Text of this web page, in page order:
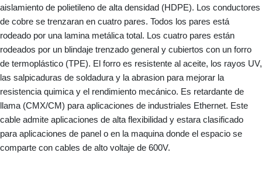
aislamiento de polietileno de alta densidad (HDPE). Los conductores
de cobre se trenzaran en cuatro pares. Todos los pares está
rodeado por una lamina metálica total. Los cuatro pares están
rodeados por un blindaje trenzado general y cubiertos con un forro
de termoplástico (TPE). El forro es resistente al aceite, los rayos UV,
las salpicaduras de soldadura y la abrasion para mejorar la
resistencia quimica y el rendimiento mecánico. Es retardante de
llama (CMX/CM) para aplicaciones de industriales Ethernet. Este
cable admite aplicaciones de alta flexibilidad y estara clasificado
para aplicaciones de panel o en la maquina donde el espacio se
comparte con cables de alto voltaje de 600V.